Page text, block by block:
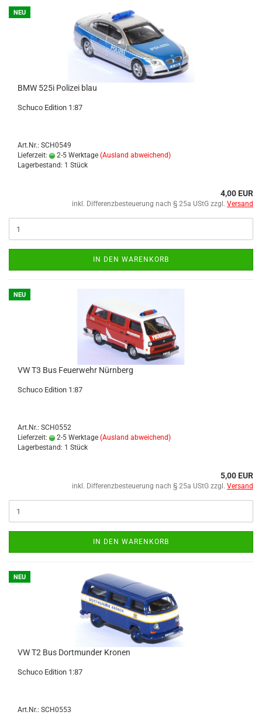
NEU
BMW 525i Po­li­zei blau
Schu­co Edi­ti­on 1:87
Art.Nr.: SCH0549
Lieferzeit:
2-5 Werktage (Ausland abweichend)
Lagerbestand: 1 Stück
4,00 EUR
inkl. Differenzbesteuerung nach § 25a UStG zzgl. Versand
IN DEN WARENKORB
NEU
VW T3 Bus Feu­er­wehr Nürn­berg
Schu­co Edi­ti­on 1:87
Art.Nr.: SCH0552
Lieferzeit:
2-5 Werktage (Ausland abweichend)
Lagerbestand: 1 Stück
5,00 EUR
inkl. Differenzbesteuerung nach § 25a UStG zzgl. Versand
IN DEN WARENKORB
NEU
VW T2 Bus Dort­mun­der Kro­nen
Schu­co Edi­ti­on 1:87
Art.Nr.: SCH0553